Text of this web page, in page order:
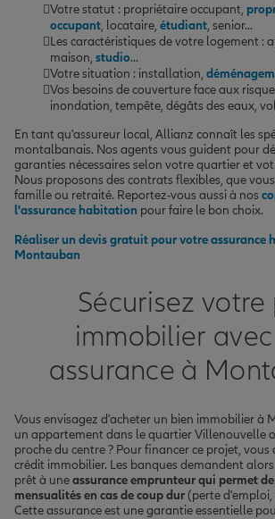
Votre statut : propriétaire occupant,
occupant, locataire, étudiant, senior...
Les caractéristiques de votre logement :
maison, studio...
Votre situation : installation,
Vos besoins de couverture face aux
inondation, tempête, dégâts des eaux,
En tant qu'assureur local, Allianz connaît les
montalbanais. Nos agents vous guident pour
garanties nécessaires selon votre quartier et
Nous proposons des contrats flexibles, que
famille ou retraité. Reportez-vous aussi à nos
l'assurance habitation pour faire le bon choix.
Réaliser un devis gratuit pour votre assurance
Montauban
Sécurisez votre
immobilier
assurance à
Vous envisagez d'acheter un bien immobilier à
un appartement dans le quartier Villenouvelle
proche du centre ? Pour financer ce projet, vous
crédit immobilier. Les banques demandent
prêt à uneassurance emprunteur qui permet
mensualités en cas de coup dur(perte d'emploi,
Cette assurance est une garantie essentielle